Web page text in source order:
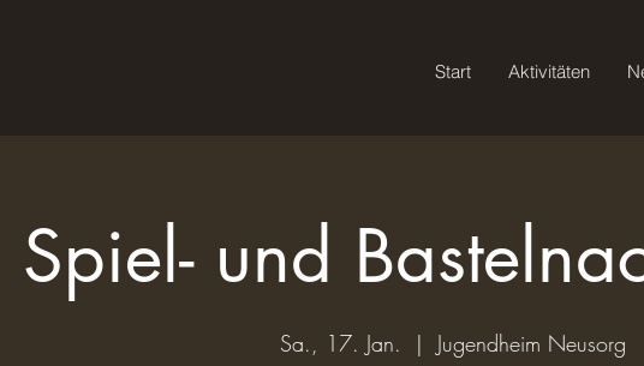
Start Aktivitäten
Spiel- und
Sa., 17. Jan.
  |
Jugendheim Neusorg